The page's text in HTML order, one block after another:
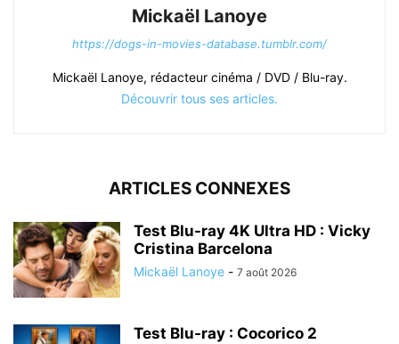
Mickaël Lanoye
https://dogs-in-movies-database.tumblr.com/
Mickaël Lanoye, rédacteur cinéma / DVD / Blu-ray.
Découvrir tous ses articles.
ARTICLES CONNEXES
Test Blu-ray 4K Ultra HD : Vicky
Cristina Barcelona
Mickaël Lanoye - 7 août 2026
Test Blu-ray : Cocorico 2